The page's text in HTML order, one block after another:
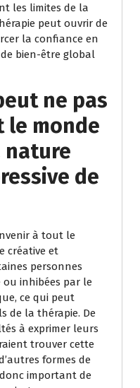
les limites de la
peut ouvrir de
la confiance en
bien-être global
ne pas
le monde
nature
de
à tout le
créative et
personnes
ou inhibées par le
ce qui peut
de la thérapie. De
à exprimer leurs
trouver cette
formes de
important de